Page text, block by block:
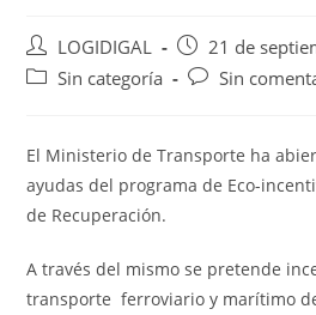
Autor
de
LOGIDIGAL
Publicación
de
21 de
Categoría
entrada:
Sin categoría
Comentarios
entrada:
Sin
El Ministerio de Transporte ha
ayudas del programa de Eco-
de Recuperación.
A través del mismo se pretende
transporte ferroviario y marítimo